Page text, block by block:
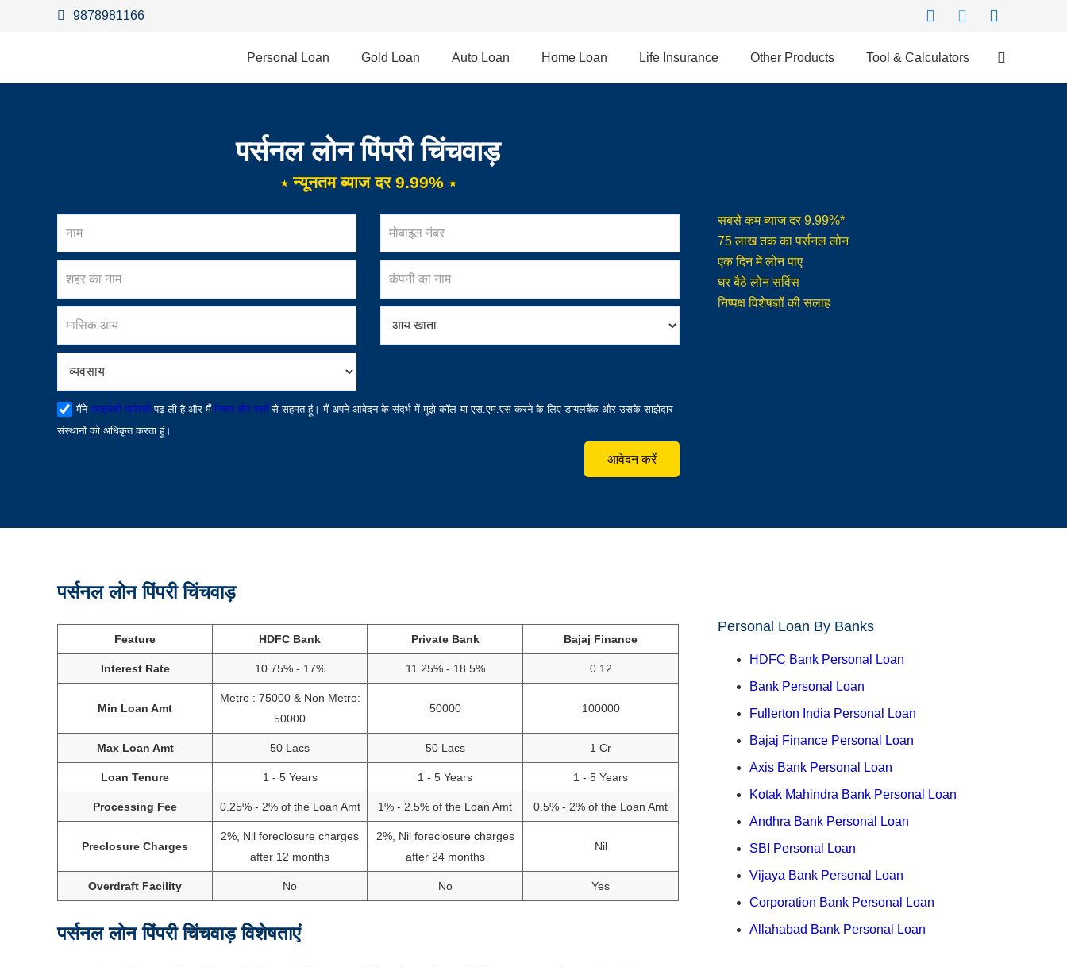
9878981166
Personal Loan Gold Loan Auto Loan Home Loan Life Insurance Other Products Tool & Calculators
पर्सनल लोन पिंपरी चिंचवाड़
⋆ न्यूनतम ब्याज दर 9.99% ⋆
मैंने प्राइवेसी पालिसीपढ़ ली है और मैंनियम और शर्तोंसे सहमत हूं। मैं अपने आवेदन के संदर्भ में मुझे कॉल या एस.एम.एस करने के लिए डायलबैंक और उसके साझेदार
संस्थानों को अधिकृत करता हूं।
आवेदन करें
सबसे कम ब्याज दर 9.99%*
75 लाख तक का पर्सनल लोन
एक दिन में लोन पाए
घर बैठे लोन सर्विस
निष्पक्ष विशेषज्ञों की सलाह
पर्सनल लोन पिंपरी चिंचवाड़
Feature HDFC Bank Private Bank Bajaj Finance
Interest Rate 10.75% - 17% 11.25% - 18.5% 0.12
Min Loan Amt
Metro : 75000 & Non Metro:
50000
50000 100000
Max Loan Amt 50 Lacs 50 Lacs 1 Cr
Loan Tenure 1 - 5 Years 1 - 5 Years 1 - 5 Years
Processing Fee 0.25% - 2% of the Loan Amt 1% - 2.5% of the Loan Amt 0.5% - 2% of the Loan Amt
Preclosure Charges
2%, Nil foreclosure charges
after 12 months
2%, Nil foreclosure charges
after 24 months
Nil
Overdraft Facility No No Yes
पर्सनल लोन पिंपरी चिंचवाड़ विशेषताएं
Personal Loan By Banks
HDFC Bank Personal Loan
Bank Personal Loan
Fullerton India Personal Loan
Bajaj Finance Personal Loan
Axis Bank Personal Loan
Kotak Mahindra Bank Personal Loan
Andhra Bank Personal Loan
SBI Personal Loan
Vijaya Bank Personal Loan
Corporation Bank Personal Loan
Allahabad Bank Personal Loan